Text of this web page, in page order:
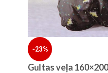
-23%
Gultas veļa